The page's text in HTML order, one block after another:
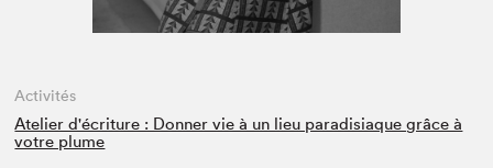
Activités
Atelier d'écriture : Donner vie à un lieu paradisiaque grâce à
votre plume